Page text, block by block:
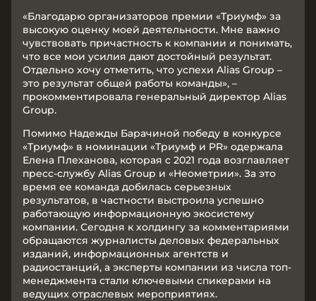
«Благодарю организаторов премии «Триумф» за
высокую оценку моей деятельности. Мне важно
чувствовать причастность к компании и понимать,
что все мои усилия дают достойный результат.
Отдельно хочу отметить, что успехи Alias Group –
это результат общей работы команды», –
прокомментировала генеральный директор Alias
Group.
Помимо Надежды Барачиной победу в конкурсе
«Триумф» в номинации «Триумф и PR» одержала
Елена Плеханова, которая с 2021 года возглавляет
пресс-службу Alias Group и «Неометрии». За это
время ее команда добилась серьезных
результатов, в частности выстроила успешно
работающую информационную экосистему
компании. Сегодня к холдингу за комментариями
обращаются журналисты деловых федеральных
изданий, информационных агентств и
радиостанций, а эксперты компании из числа топ-
менеджмента стали ключевыми спикерами на
ведущих отраслевых мероприятиях.